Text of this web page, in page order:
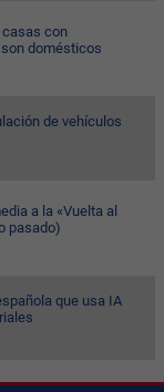
casas con
domésticos
de vehículos
a la «Vuelta al
pasado)
que usa IA